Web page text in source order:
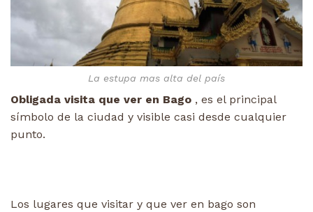
La estupa mas alta del país
Obligada visita que ver en Bago , es el principal
símbolo de la ciudad y visible casi desde cualquier
punto.
Los lugares que visitar y que ver en bago son